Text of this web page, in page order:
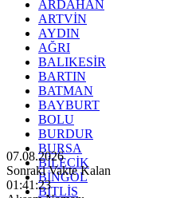
ARDAHAN
ARTVİN
AYDIN
AĞRI
BALIKESİR
BARTIN
BATMAN
BAYBURT
BOLU
BURDUR
BURSA
BİLECİK
BİNGÖL
BİTLİS
07.08.2026
Sonraki Vakte Kalan
01:41:21